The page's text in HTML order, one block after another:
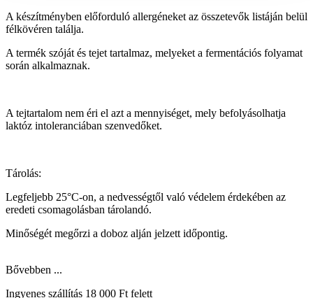
A készítményben előforduló allergéneket az összetevők listáján belül
félkövéren találja.
A termék szóját és tejet tartalmaz, melyeket a fermentációs folyamat
során alkalmaznak.
A tejtartalom nem éri el azt a mennyiséget, mely befolyásolhatja
laktóz intoleranciában szenvedőket.
Tárolás:
Legfeljebb 25°C-on, a nedvességtől való védelem érdekében az
eredeti csomagolásban tárolandó.
Minőségét megőrzi a doboz alján jelzett időpontig.
Bővebben ...
Ingyenes szállítás 18 000 Ft felett